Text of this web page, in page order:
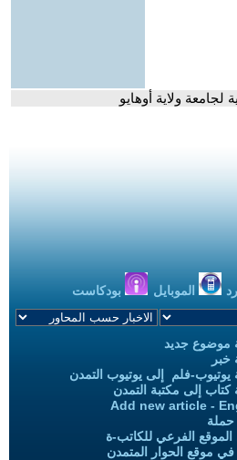
ولاية أوهايو
الموبايل بودكاست
موضوع جديد
خبر
يوتيوب-فلم إلى يوتيوب التمدن
كتاب إلى مكتبة التمدن
Add new article -
الموقع الفرعي للكاتب-ة
موقع الحوار المتمدن